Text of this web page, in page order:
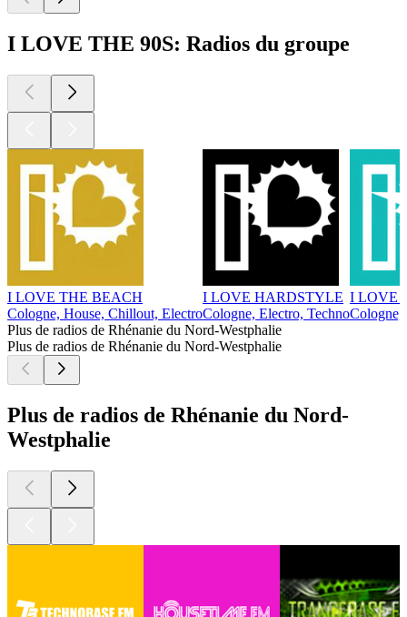
I LOVE THE 90S: Radios du groupe
I LOVE THE BEACH
Cologne, House, Chillout, Electro
I LOVE HARDSTYLE
Cologne, Electro, Techno
I LOVE
Cologne,
Plus de radios de Rhénanie du Nord-Westphalie
Plus de radios de Rhénanie du Nord-Westphalie
Plus de radios de Rhénanie du Nord-
Westphalie